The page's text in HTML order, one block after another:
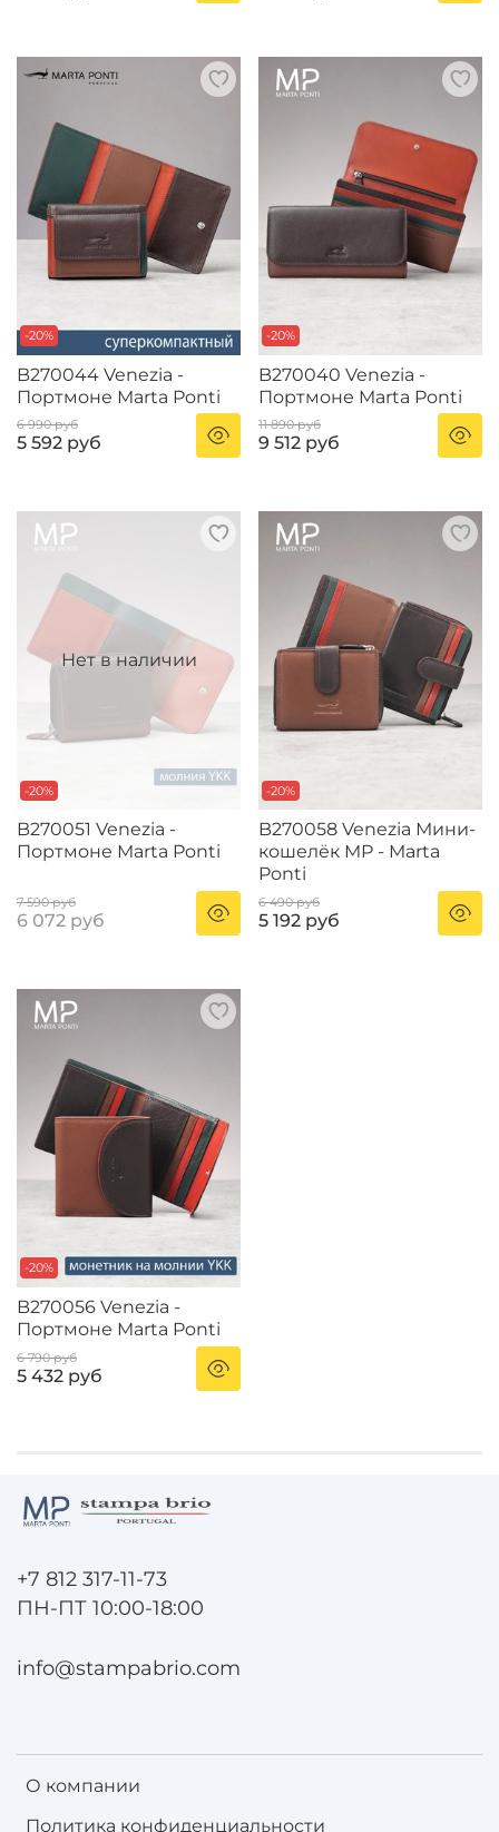
-20%
B270044 Venezia -
Портмоне Marta Ponti
6 990 руб
5 592 руб
-20%
B270040 Venezia -
Портмоне Marta Ponti
11 890 руб
9 512 руб
-20%
B270051 Venezia -
Портмоне Marta Ponti
7 590 руб
6 072 руб
-20%
B270058 Venezia Мини-
кошелёк MP - Marta
Ponti
6 490 руб
5 192 руб
-20%
B270056 Venezia -
Портмоне Marta Ponti
6 790 руб
5 432 руб
О компании
Политика конфиденциальности
+7 812 317-11-73
ПН-ПТ 10:00-18:00
info@stampabrio.com